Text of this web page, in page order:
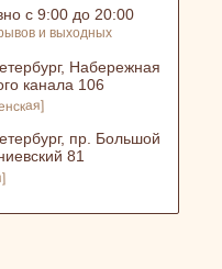
пр. Большой
81
Набережная
канала 106
с 9:00 до 20:00
и выходных